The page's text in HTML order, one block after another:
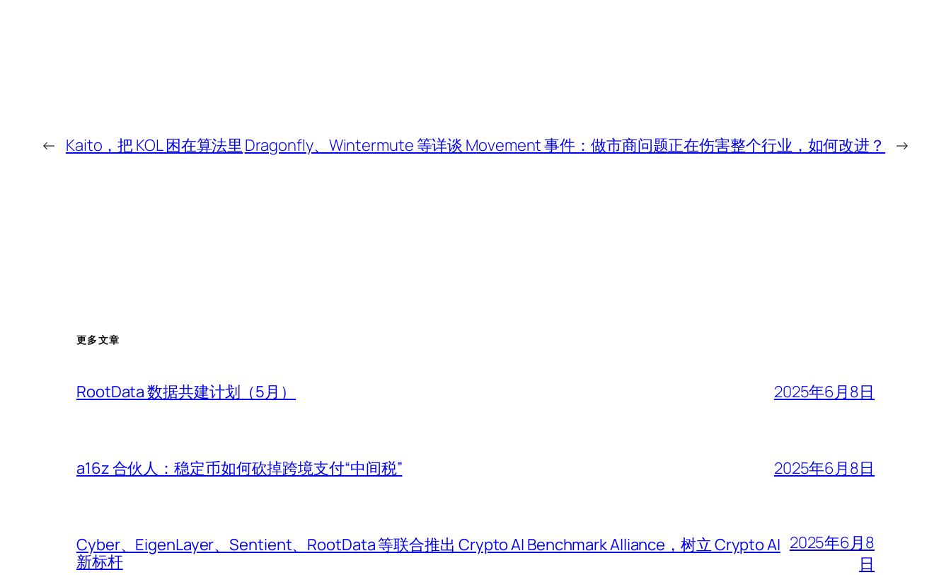
← Kaito，把 KOL 困在算法里Dragonfly、Wintermute 等详谈 Movement 事件：做市商问题正在伤害整个行业，如何改进？ →
更多文章
RootData 数据共建计划（5月） 2025年6月8日
a16z 合伙人：稳定币如何砍掉跨境支付“中间税” 2025年6月8日
Cyber、EigenLayer、Sentient、RootData 等联合推出 Crypto AI Benchmark Alliance，树立 Crypto AI
新标杆
2025年6月8
日